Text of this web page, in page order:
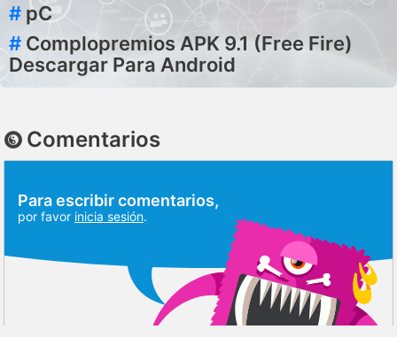
# pC
# Complopremios APK 9.1 (Free Fire)
Descargar Para Android
Comentarios
Para escribir comentarios,
por favor inicia sesión.